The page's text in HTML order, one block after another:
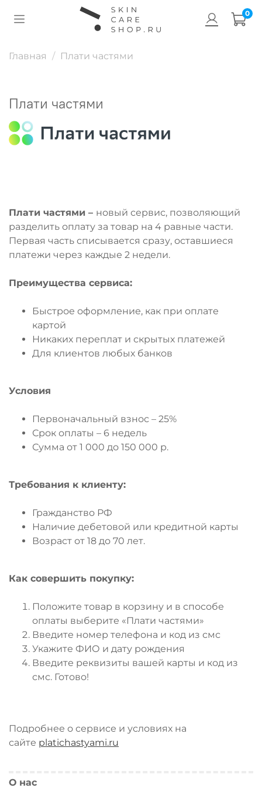
0
Главная Плати частями
Плати частями
Плати частями – новый сервис, позволяющий
разделить оплату за товар на 4 равные части.
Первая часть списывается сразу, оставшиеся
платежи через каждые 2 недели.
Преимущества сервиса:
Быстрое оформление, как при оплате
картой
Никаких переплат и скрытых платежей
Для клиентов любых банков
Условия
Первоначальный взнос – 25%
Срок оплаты – 6 недель
Сумма от 1 000 до 150 000 р.
Требования к клиенту:
Гражданство РФ
Наличие дебетовой или кредитной карты
Возраст от 18 до 70 лет.
Как совершить покупку:
Положите товар в корзину и в способе
оплаты выберите «Плати частями»
Введите номер телефона и код из смс
Укажите ФИО и дату рождения
Введите реквизиты вашей карты и код из
смс. Готово!
Подробнее о сервисе и условиях на
сайте platichastyami.ru
О нас